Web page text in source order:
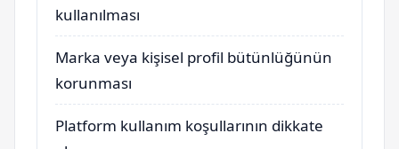
kullanılması
Marka veya kişisel profil bütünlüğünün
korunması
Platform kullanım koşullarının dikkate